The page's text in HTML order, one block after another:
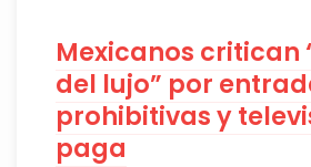
Mexicanos critican
del lujo” por
prohibitivas y
paga